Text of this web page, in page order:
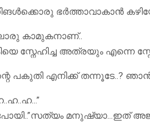
ഭർത്താവാകാൻ
കാമുകനാണ്..
സ്നേഹിച്ച അത്രയും എന്നെ
പകുതി എനിക്ക് തന്നൂടേ..? ഞാൻ
പോയി..”സത്യം മനുഷ്യാ…ഇത്